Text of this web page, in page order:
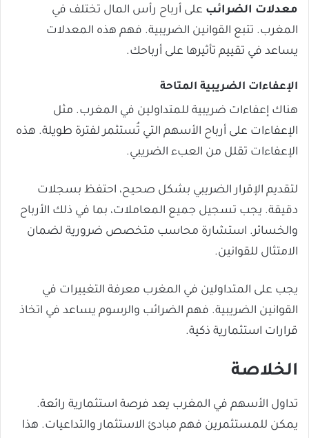
معدلات الضرائب على أرباح رأس المال تختلف في
المغرب. تتبع القوانين الضريبية. فهم هذه المعدلات
يساعد في تقييم تأثيرها على أرباحك.
الإعفاءات الضريبية المتاحة
هناك إعفاءات ضريبية للمتداولين في المغرب. مثل
الإعفاءات على أرباح الأسهم التي تُستثمر لفترة طويلة. هذه
الإعفاءات تقلل من العبء الضريبي.
لتقديم الإقرار الضريبي بشكل صحيح، احتفظ بسجلات
دقيقة. يجب تسجيل جميع المعاملات، بما في ذلك الأرباح
والخسائر. استشارة محاسب متخصص ضرورية لضمان
الامتثال للقوانين.
يجب على المتداولين في المغرب معرفة التغييرات في
القوانين الضريبية. فهم الضرائب والرسوم يساعد في اتخاذ
قرارات استثمارية ذكية.
الخلاصة
تداول الأسهم في المغرب يعد فرصة استثمارية رائعة.
يمكن للمستثمرين فهم مبادئ الاستثمار والتداعيات. هذا